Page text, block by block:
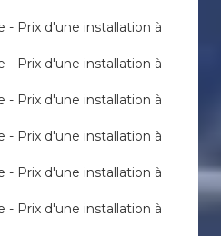
- Prix d'une installation à
- Prix d'une installation à
- Prix d'une installation à
- Prix d'une installation à
- Prix d'une installation à
- Prix d'une installation à